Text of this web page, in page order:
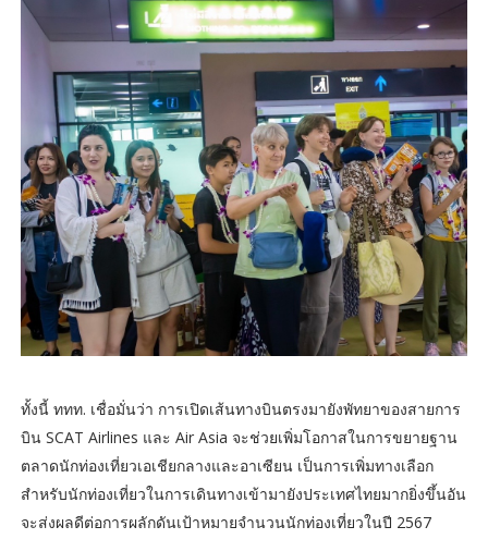
ทั้งนี้ ททท. เชื่อมั่นว่า การเปิดเส้นทางบินตรงมายังพัทยาของสายการ
บิน SCAT Airlines และ Air Asia จะช่วยเพิ่มโอกาสในการขยายฐาน
ตลาดนักท่องเที่ยวเอเชียกลางและอาเซียน เป็นการเพิ่มทางเลือก
สำหรับนักท่องเที่ยวในการเดินทางเข้ามายังประเทศไทยมากยิ่งขึ้นอัน
จะส่งผลดีต่อการผลักดันเป้าหมายจำนวนนักท่องเที่ยวในปี 2567